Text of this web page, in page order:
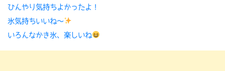
ひんやり気持ちよかったよ！
氷気持ちいいね〜
いろんなかき氷、楽しいね